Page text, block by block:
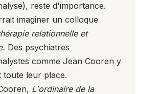
reste d'importance.
imaginer un colloque
relationnelle et
Des psychiatres
comme Jean Cooren y
toute leur place.
L'ordinaire de la